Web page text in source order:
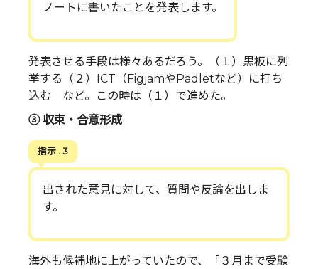
ノートに書いたことを発表します。
発表させる手段は様々あるだろう。（１）黒板に列
挙する（２）ICT（FigjamやPadletなど）に打ち
込む など。この時は（１）で進めた。
③ 収束・合意形成
指示 . 3
出された意見に対して、質問や反論を出しま
す。
海外も候補地に上がっていたので、「３月まで受験